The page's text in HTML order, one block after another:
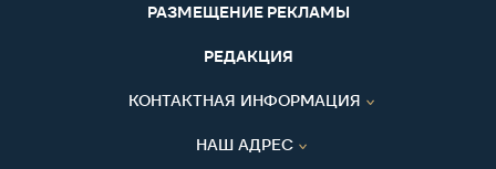
РАЗМЕЩЕНИЕ РЕКЛАМЫ
РЕДАКЦИЯ
КОНТАКТНАЯ ИНФОРМАЦИЯ
НАШ АДРЕС